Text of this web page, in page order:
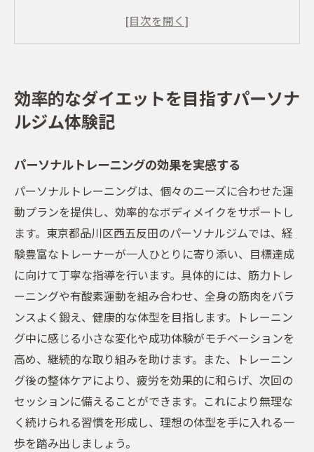
ハイパーナイフを取り入れたダイエットの
ジムでの個別指導がもたらす変化
ダイエットを成功させるための心構え
運動不足が及ぼす健康への影響
パーソナルジムでのトレーニングのメリッ
ト
ハイパーナイフで燃焼を促進する
整体と組み合わせたトータルケア
運動不足を解消するためのステップ
五反田でのジム選びのポイント
パーソナルジムとハイパーナイフの絶妙な組み
合わせ
ハイパーナイフがもたらす即効性
個別トレーニングと施術の相乗効果
パーソナルジムでのカスタマイズプラン
効率的なダイエットを目指すパーソナ
ルジム体験記
パーソナルトレーニングの効果を実感する
パーソナルトレーニングは、個々のニーズに合わせた運
動プランを提供し、効率的なボディメイクをサポートし
ます。東京都品川区西五反田のパーソナルジムでは、経
験豊富なトレーナーが一人ひとりに寄り添い、目標達成
に向けて丁寧な指導を行います。具体的には、筋力トレ
ーニングや有酸素運動を組み合わせ、全身の筋肉をバラ
ンスよく鍛え、健康的な体型を目指します。トレーニン
グ中に感じる小さな変化や成功体験がモチベーションを
高め、継続的な取り組みを助けます。また、トレーニン
グ後の整体ケアにより、疲労を効果的に和らげ、次回の
セッションに備えることができます。これにより無理な
く続けられる習慣を形成し、理想の体型を手に入れる一
歩を踏み出しましょう。